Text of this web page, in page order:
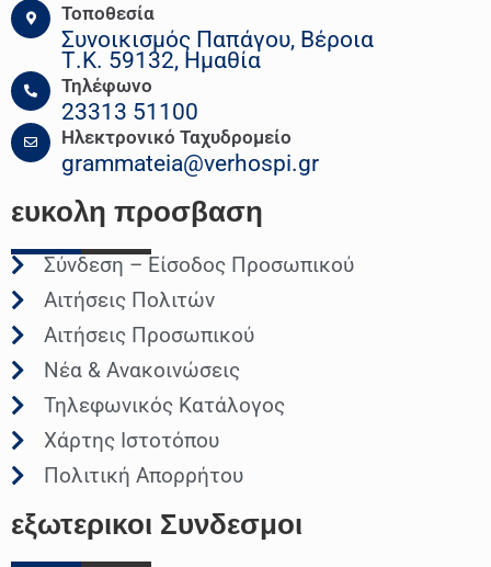
Τοποθεσία
Συνοικισμός Παπάγου, Βέροια
Τ.Κ. 59132, Ημαθία
Τηλέφωνο
23313 51100
Ηλεκτρονικό Ταχυδρομείο
grammateia@verhospi.gr
ευκολη προσβαση
Σύνδεση – Είσοδος Προσωπικού
Αιτήσεις Πολιτών
Αιτήσεις Προσωπικού
Νέα & Ανακοινώσεις
Τηλεφωνικός Κατάλογος
Χάρτης Ιστοτόπου
Πολιτική Απορρήτου
εξωτερικοι Συνδεσμοι